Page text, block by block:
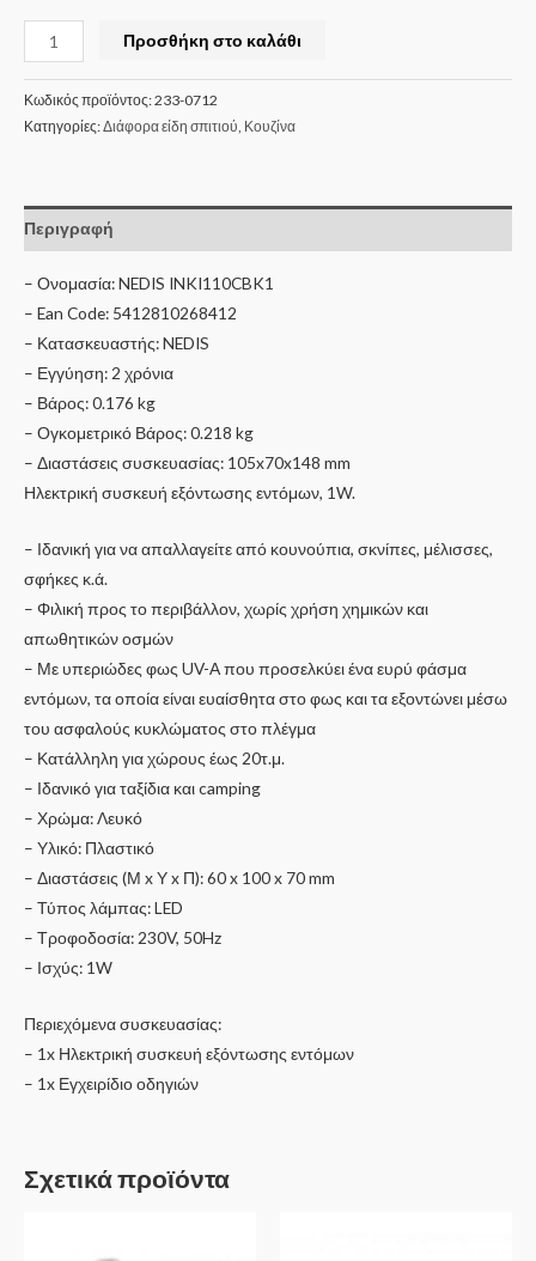
Προσθήκη στο καλάθι
Κωδικός προϊόντος:233-0712
Κατηγορίες:Διάφορα είδη σπιτιού Κουζίνα
Περιγραφή
– Ονομασία: NEDIS INKI110CBK1
– Ean Code: 5412810268412
– Κατασκευαστής: NEDIS
– Εγγύηση: 2 χρόνια
– Βάρος: 0.176 kg
– Ογκομετρικό Βάρος: 0.218 kg
– Διαστάσεις συσκευασίας: 105x70x148 mm
Ηλεκτρική συσκευή εξόντωσης εντόμων, 1W.
– Ιδανική για να απαλλαγείτε από κουνούπια, σκνίπες, μέλισσες,
σφήκες κ.ά.
– Φιλική προς το περιβάλλον, χωρίς χρήση χημικών και
απωθητικών οσμών
– Με υπεριώδες φως UV-Α που προσελκύει ένα ευρύ φάσμα
εντόμων, τα οποία είναι ευαίσθητα στο φως και τα εξοντώνει μέσω
του ασφαλούς κυκλώματος στο πλέγμα
– Κατάλληλη για χώρους έως 20τ.μ.
– Ιδανικό για ταξίδια και camping
– Χρώμα: Λευκό
– Υλικό: Πλαστικό
– Διαστάσεις (Μ x Υ x Π): 60 x 100 x 70 mm
– Τύπος λάμπας: LED
– Τροφοδοσία: 230V, 50Hz
– Ισχύς: 1W
Περιεχόμενα συσκευασίας:
– 1x Ηλεκτρική συσκευή εξόντωσης εντόμων
– 1x Εγχειρίδιο οδηγιών
Σχετικά προϊόντα